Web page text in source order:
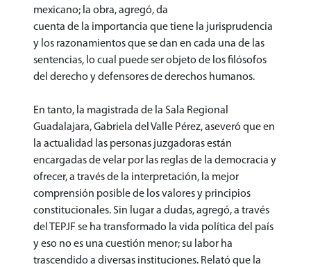
mexicano; la obra, agregó, da
cuenta de la importancia que tiene la jurisprudencia
y los razonamientos que se dan en cada una de las
sentencias, lo cual puede ser objeto de los filósofos
del derecho y defensores de derechos humanos.
En tanto, la magistrada de la Sala Regional
Guadalajara, Gabriela del Valle Pérez, aseveró que en
la actualidad las personas juzgadoras están
encargadas de velar por las reglas de la democracia y
ofrecer, a través de la interpretación, la mejor
comprensión posible de los valores y principios
constitucionales. Sin lugar a dudas, agregó, a través
del TEPJF se ha transformado la vida política del país
y eso no es una cuestión menor; su labor ha
trascendido a diversas instituciones. Relató que la